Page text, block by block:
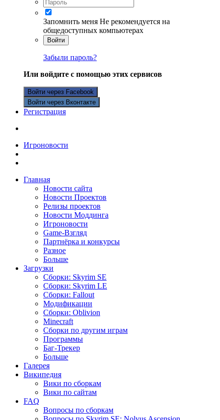
Запомнить меня Не рекомендуется на
общедоступных компьютерах
Войти
Забыли пароль?
Или войдите с помощью этих сервисов
Войти через Facebook
Войти через Вконтакте
Регистрация
Игроновости
Главная
Новости сайта
Новости Проектов
Релизы проектов
Новости Моддинга
Игроновости
Game-Взгляд
Партнёрка и конкурсы
Разное
Больше
Загрузки
Сборки: Skyrim SE
Сборки: Skyrim LE
Сборки: Fallout
Модификации
Сборки: Oblivion
Minecraft
Сборки по другим играм
Программы
Баг-Трекер
Больше
Галерея
Википедия
Вики по сборкам
Вики по сайтам
FAQ
Вопросы по сборкам